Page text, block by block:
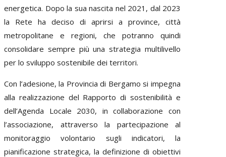
energetica. Dopo la sua nascita nel 2021, dal 2023
la Rete ha deciso di aprirsi a province, città
metropolitane e regioni, che potranno quindi
consolidare sempre più una strategia multilivello
per lo sviluppo sostenibile dei territori.
Con l’adesione, la Provincia di Bergamo si impegna
alla realizzazione del Rapporto di sostenibilità e
dell’Agenda Locale 2030, in collaborazione con
l’associazione, attraverso la partecipazione al
monitoraggio volontario sugli indicatori, la
pianificazione strategica, la definizione di obiettivi